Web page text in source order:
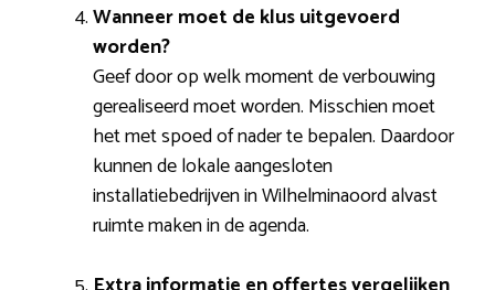
Wanneer moet de klus uitgevoerd
worden?
Geef door op welk moment de verbouwing
gerealiseerd moet worden. Misschien moet
het met spoed of nader te bepalen. Daardoor
kunnen de lokale aangesloten
installatiebedrijven in Wilhelminaoord alvast
ruimte maken in de agenda.